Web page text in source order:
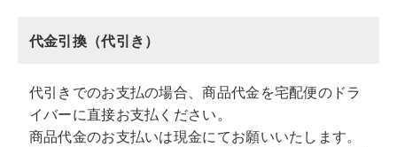
代金引換（代引き）
代引きでのお支払の場合、商品代金を宅配便のドラ
イバーに直接お支払ください。
商品代金のお支払いは現金にてお願いいたします。